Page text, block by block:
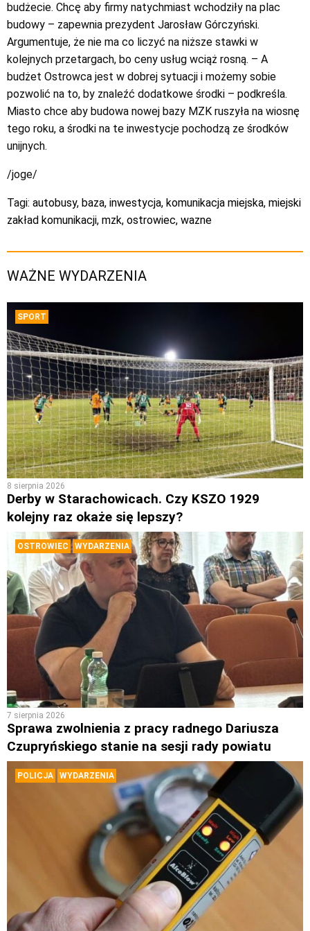
budżecie. Chcę aby firmy natychmiast wchodziły na plac
budowy – zapewnia prezydent Jarosław Górczyński.
Argumentuje, że nie ma co liczyć na niższe stawki w
kolejnych przetargach, bo ceny usług wciąż rosną. – A
budżet Ostrowca jest w dobrej sytuacji i możemy sobie
pozwolić na to, by znaleźć dodatkowe środki – podkreśla.
Miasto chce aby budowa nowej bazy MZK ruszyła na wiosnę
tego roku, a środki na te inwestycje pochodzą ze środków
unijnych.
/joge/
Tagi: autobusy, baza, inwestycja, komunikacja miejska, miejski
zakład komunikacji, mzk, ostrowiec, wazne
WAŻNE WYDARZENIA
SPORT
8 sierpnia 2026
Derby w Starachowicach. Czy KSZO 1929
kolejny raz okaże się lepszy?
OSTROWIEC WYDARZENIA
7 sierpnia 2026
Sprawa zwolnienia z pracy radnego Dariusza
Czupryńskiego stanie na sesji rady powiatu
POLICJA WYDARZENIA